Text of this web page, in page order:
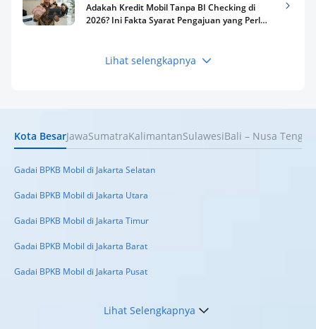
Adakah Kredit Mobil Tanpa BI Checking di
2026? Ini Fakta Syarat Pengajuan yang Perlu
Keuangan
Keuangan
Masuk BI Checking? Simak Peraturan
Lihat selengkapnya
Kota BesarJawaSumatraKalimantanSulawesiBali – Nusa
Gadai BPKB Mobil di Jakarta Selatan
Gadai BPKB Mobil di Jakarta Utara
Gadai BPKB Mobil di Jakarta Timur
Gadai BPKB Mobil di Jakarta Barat
Gadai BPKB Mobil di Jakarta Pusat
Lihat Selengkapnya